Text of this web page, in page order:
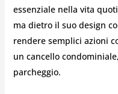
essenziale nella vita
ma dietro il suo design
rendere semplici azioni
un cancello
parcheggio.